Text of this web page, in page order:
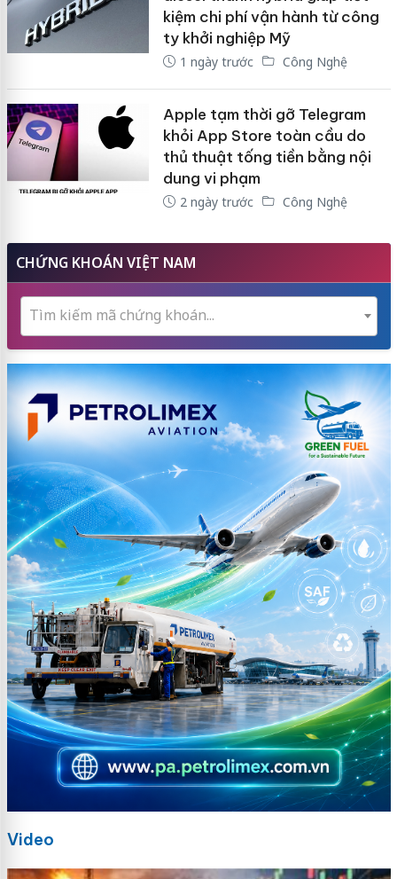
kiệm chi phí vận hành từ công
ty khởi nghiệp Mỹ
1 ngày trước Công Nghệ
Apple tạm thời gỡ Telegram
khỏi App Store toàn cầu do
thủ thuật tống tiền bằng nội
dung vi phạm
2 ngày trước Công Nghệ
CHỨNG KHOÁN VIỆT NAM
Tìm kiếm mã chứng khoán...
Video